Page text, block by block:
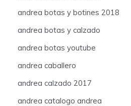
andrea botas y botines 2018
andrea botas y calzado
andrea botas youtube
andrea caballero
andrea calzado 2017
andrea catalogo andrea